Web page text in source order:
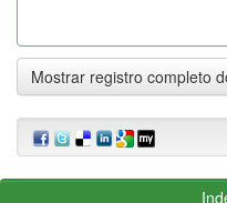
Mostrar registro completo